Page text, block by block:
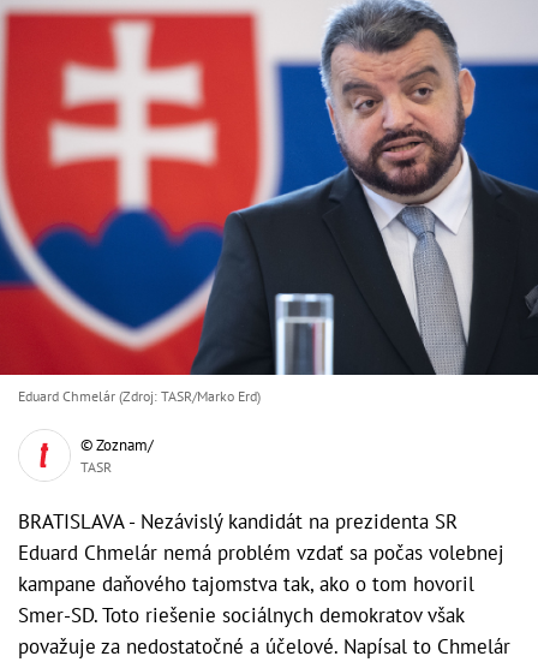
Eduard Chmelár (Zdroj: TASR/Marko Erd)
© Zoznam/
TASR
BRATISLAVA - Nezávislý kandidát na prezidenta SR
Eduard Chmelár nemá problém vzdať sa počas volebnej
kampane daňového tajomstva tak, ako o tom hovoril
Smer-SD. Toto riešenie sociálnych demokratov však
považuje za nedostatočné a účelové. Napísal to Chmelár